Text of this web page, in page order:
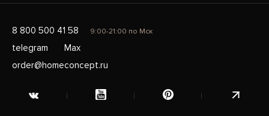
8 800 500 41 58 9:00-21:00 по Мск
telegram
Max
order@homeconcept.ru